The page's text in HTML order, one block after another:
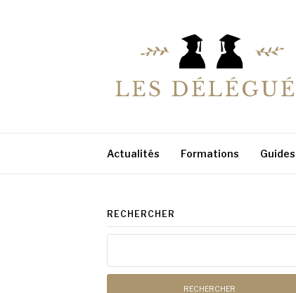
Actualités Formations Guides
RECHERCHER